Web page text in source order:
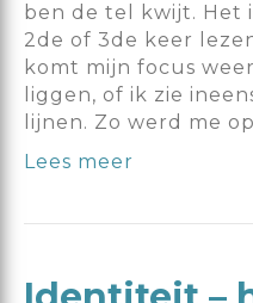
ben de tel kwijt. Het
2de of 3de keer
komt mijn focus
liggen, of ik zie
lijnen. Zo werd me
Lees meer